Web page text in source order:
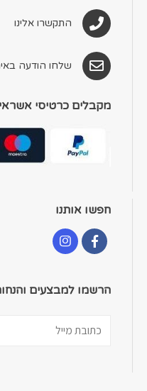
התקשרו אלינו
שלחו הודעה
מקבלים כרטיסי
חפשו אותנו
הרשמו למבצעים